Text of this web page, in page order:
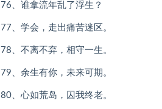
76、谁拿流年乱了浮生？
77、学会，走出痛苦迷区。
78、不离不弃，相守一生。
79、余生有你，未来可期。
80、心如荒岛，囚我终老。